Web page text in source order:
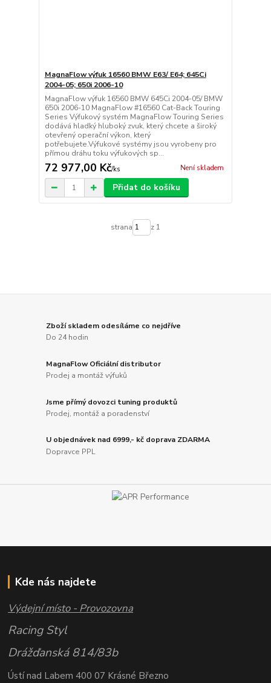
MagnaFlow výfuk 16560 BMW E63/ E64; 645Ci
2004-05; 650i 2006-10
MagnaFlow výfuk 16560 BMW 645Ci 2004-05/ BMW
650i 2006-10 MagnaFlow #16560 Cat-Back Touring
Series Výfukový systém MagnaFlow Touring Series
dodává hladký hluboký zvuk, který chcete a široký
otevřený operační výkon, který
potřebujete.Výfukové systémy jsou vyrobeny pro
přímou dráhu toku výfukových sp...
72 977,00 Kč/ks Není skladem
Přidat do košíku
strana z 1
Zboží skladem odesíláme co nejdříve
Do 24 hodin
MagnaFlow Oficiální distributor
Prodej a montáž výfuků
Jsme přímý dovozci tuning produktů
Prodej, montáž a poradenství
U objednávek nad 6999,- kč doprava ZDARMA
Dopravce PPL
Kde nás najdete
Výdejní místo - Provozovna
Racing Styl
Drážďanská 814/83b
Ústí nad Labem 400 07 Krásné Březno